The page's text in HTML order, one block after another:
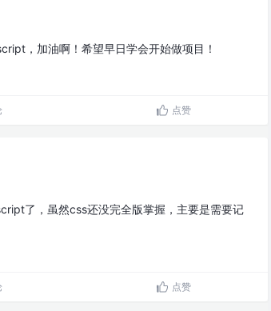
，加油啊！希望早日学会开始做项目！
点赞
了，虽然css还没完全版掌握，主要是需要记
点赞